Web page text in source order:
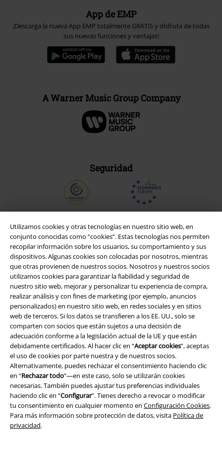
Utilizamos cookies y otras tecnologías en nuestro sitio web, en
conjunto conocidas como “cookies”. Estas tecnologías nos permiten
recopilar información sobre los usuarios, su comportamiento y sus
dispositivos. Algunas cookies son colocadas por nosotros, mientras
que otras provienen de nuestros socios. Nosotros y nuestros socios
utilizamos cookies para garantizar la fiabilidad y seguridad de
nuestro sitio web, mejorar y personalizar tu experiencia de compra,
realizar análisis y con fines de marketing (por ejemplo, anuncios
personalizados) en nuestro sitio web, en redes sociales y en sitios
web de terceros. Si los datos se transfieren a los EE. UU., solo se
comparten con socios que están sujetos a una decisión de
adecuación conforme a la legislación actual de la UE y que están
debidamente certificados. Al hacer clic en “Aceptar cookies”, aceptas
el uso de cookies por parte nuestra y de nuestros socios.
Alternativamente, puedes rechazar el consentimiento haciendo clic
en “Rechazar todo”—en este caso, solo se utilizarán cookies
necesarias. También puedes ajustar tus preferencias individuales
haciendo clic en “Configurar”. Tienes derecho a revocar o modificar
tu consentimiento en cualquier momento en Configuración Cookies.
Para más información sobre protección de datos, visita Política de
privacidad.
App de EMP
¡Descarga la nueva App EMP totalmente GRATIS y disfruta de todas
sus nuevas funciones y ventajas!
A Warner Music Group Company
Seguridad
Legal
Términos y Condiciones
Aviso Legal
Ley protección de datos
Eliminación de residuos y protección del medioambiente
Declaración de Conformidad